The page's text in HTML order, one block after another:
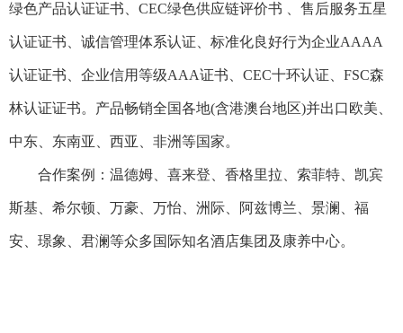
绿色产品认证证书、CEC绿色供应链评价书 、售后服务五星
认证证书、诚信管理体系认证、标准化良好行为企业AAAA
认证证书、企业信用等级AAA证书、CEC十环认证、FSC森
林认证证书。产品畅销全国各地(含港澳台地区)并出口欧美、
中东、东南亚、西亚、非洲等国家。
合作案例：温德姆、喜来登、香格里拉、索菲特、凯宾
斯基、希尔顿、万豪、万怡、洲际、阿兹博兰、景澜、福
安、璟象、君澜等众多国际知名酒店集团及康养中心。